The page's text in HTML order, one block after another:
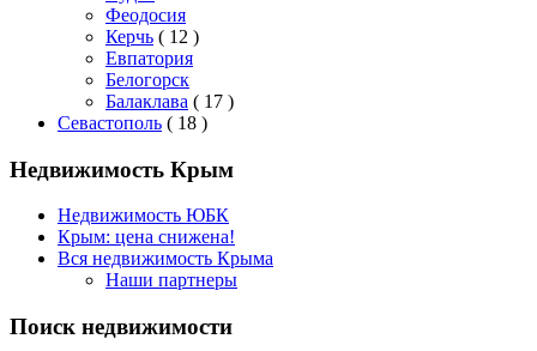
Феодосия
Керчь ( 12 )
Евпатория
Белогорск
Балаклава ( 17 )
Севастополь ( 18 )
Недвижимость Крым
Недвижимость ЮБК
Крым: цена снижена!
Вся недвижимость Крыма
Наши партнеры
Поиск недвижимости